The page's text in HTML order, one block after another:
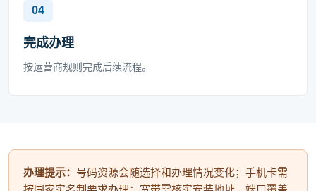
完成办理
按运营商规则完成后续流程。
办理提示： 号码资源会随选择和办理情况变化；手机卡需